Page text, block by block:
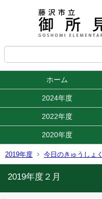
ホーム
2024年度
2022年度
2020年度
2019年度 今日のきゅうしょく
2019年度２月